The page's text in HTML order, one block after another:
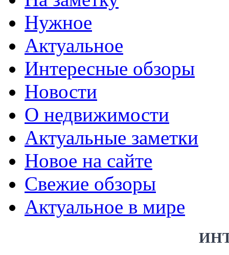
Нужное
Актуальное
Интересные обзоры
Новости
О недвижимости
Актуальные заметки
Новое на сайте
Свежие обзоры
Актуальное в мире